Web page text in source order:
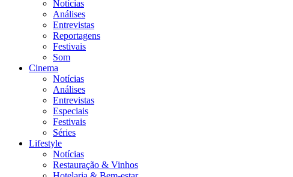
Notícias
Análises
Entrevistas
Reportagens
Festivais
Som
Cinema
Notícias
Análises
Entrevistas
Especiais
Festivais
Séries
Lifestyle
Notícias
Restauração & Vinhos